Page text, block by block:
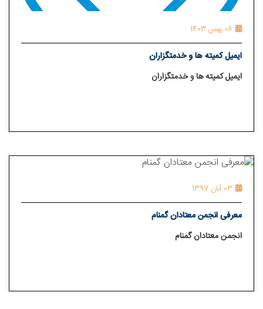
06 بهمن 1403
ایمیل کمیته ها و خدمتگزاران
ایمیل کمیته ها و خدمتگزاران
03 آبان 1397
معرفی انجمن معتادان گمنام
انجمن معتادان گمنام